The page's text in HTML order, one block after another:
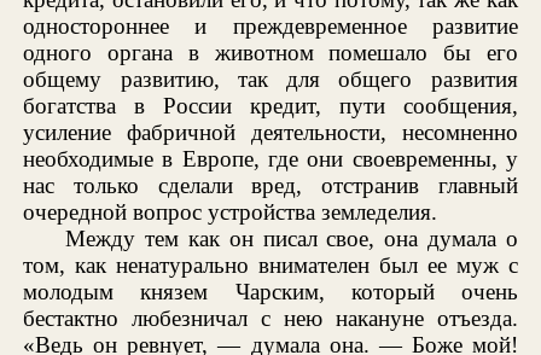
одностороннее и преждевременное развитие
одного органа в животном помешало бы его
общему развитию, так для общего развития
богатства в России кредит, пути сообщения,
усиление фабричной деятельности, несомненно
необходимые в Европе, где они своевременны, у
нас только сделали вред, отстранив главный
очередной вопрос устройства земледелия.
Между тем как он писал свое, она думала о
том, как ненатурально внимателен был ее муж с
молодым князем Чарским, который очень
бестактно любезничал с нею накануне отъезда.
«Ведь он ревнует, — думала она. — Боже мой!